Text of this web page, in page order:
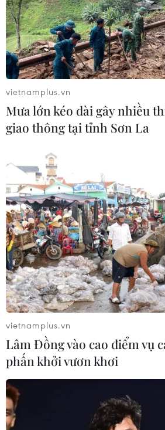
vietnamplus.vn
Mưa lớn kéo dài gây nhiều
giao thông tại tỉnh Sơn La
vietnamplus.vn
Lâm Đồng vào cao điểm vụ
phấn khởi vươn khơi